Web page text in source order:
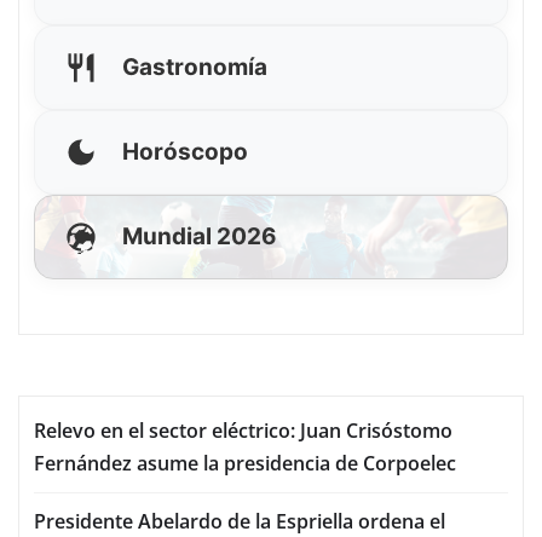
Gastronomía
Horóscopo
Mundial 2026
Relevo en el sector eléctrico: Juan Crisóstomo
Fernández asume la presidencia de Corpoelec
Presidente Abelardo de la Espriella ordena el